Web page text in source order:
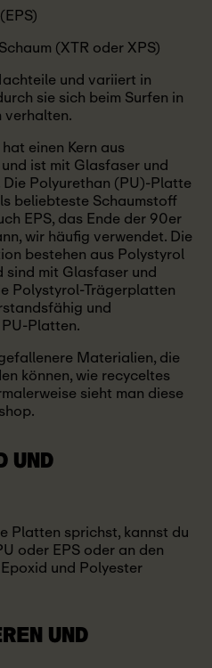
(XTR oder XPS)
und variiert in
sie sich beim Surfen in
verhalten.
einen Kern aus
ist mit Glasfaser und
Polyurethan (PU)-Platte
beliebteste Schaumstoff
EPS, das Ende der 90er
wir häufig verwendet. Die
bestehen aus Polystyrol
sind mit Glasfaser und
Polystyrol-Trägerplatten
und
Platten.
Materialien, die
können, wie recyceltes
sieht man diese
UND
Platten sprichst, kannst du
oder EPS oder an den
und Polyester
UND